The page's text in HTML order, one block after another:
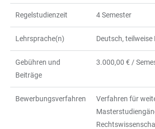
Regelstudienzeit 4 Semester
Lehrsprache(n) Deutsch, teilweise
Gebühren und
Beiträge
3.000,00 € /
Bewerbungsverfahren
Verfahren für